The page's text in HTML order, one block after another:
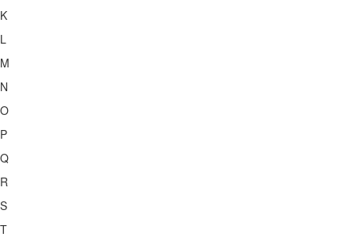
K
L
M
N
O
P
Q
R
S
T